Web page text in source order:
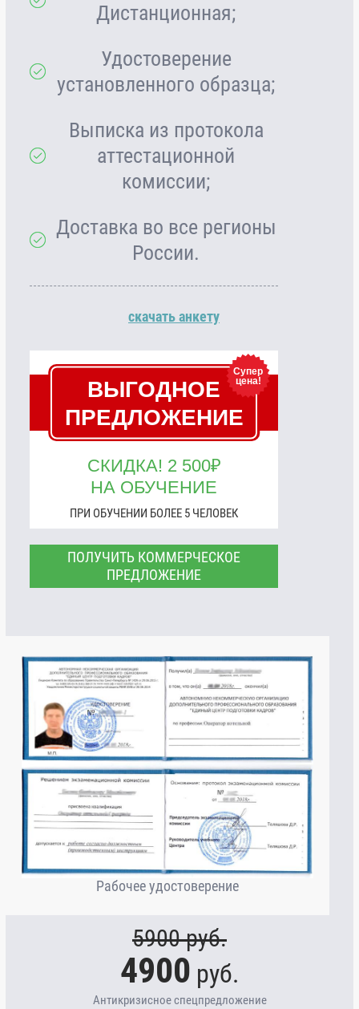
Дистанционная;
Удостоверение
установленного образца;
Выписка из протокола
аттестационной
комиссии;
Доставка во все регионы
России.
скачать анкету
Супер
цена!
ВЫГОДНОЕ
ПРЕДЛОЖЕНИЕ
СКИДКА! 2 500₽
НА ОБУЧЕНИЕ
ПРИ ОБУЧЕНИИ БОЛЕЕ 5 ЧЕЛОВЕК
ПОЛУЧИТЬ КОММЕРЧЕСКОЕ
ПРЕДЛОЖЕНИЕ
Рабочее удостоверение
5900руб.
4900 руб.
Антикризисное спецпредложение